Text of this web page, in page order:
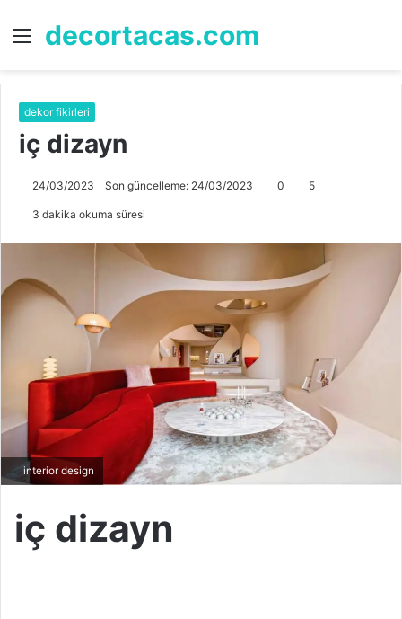
Menü
decortacas.com
...
dekor fikirleri
iç dizayn
24/03/2023 Son güncelleme: 24/03/2023 0 5
3 dakika okuma süresi
interior design
iç dizayn